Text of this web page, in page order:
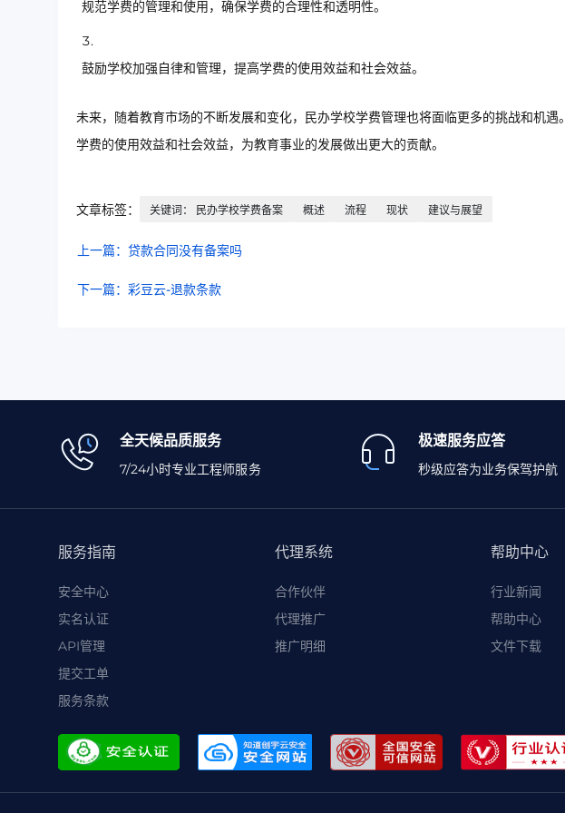
规范学费的管理和使用，确保学费的合理性和透明性。
鼓励学校加强自律和管理，提高学费的使用效益和社会效益。
未来，随着教育市场的不断发展和变化，民办学校学费管理也将面临更多的挑战和机
学费的使用效益和社会效益，为教育事业的发展做出更大的贡献。
文章标签： 关键词： 民办学校学费备案 概述 流程 现状 建议与展望
上一篇：贷款合同没有备案吗
下一篇：彩豆云-退款条款
全天候品质服务
7/24小时专业工程师服务
极速服务应答
秒级应答为业务保驾护航
服务指南
安全中心
实名认证
API管理
提交工单
服务条款
代理系统
合作伙伴
代理推广
推广明细
帮助中心
行业新闻
帮助中心
文件下载